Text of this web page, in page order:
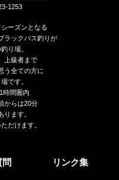
1253
ーズンとなる
ラックバス釣りが
り場。
上級者まで
う全ての方に
です。
時間圏内
からは20分
ります。
だけます。
リンク集